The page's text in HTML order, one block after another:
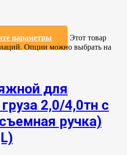
параметры
Этот товар
Опции можно выбрать на
для
2,0/4,0тн с
ручка)